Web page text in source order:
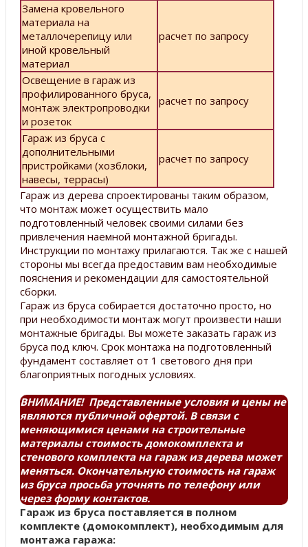
Замена кровельного
материала на
металлочерепицу или
иной кровельный
материал
расчет по запросу
Освещение в гараж из
профилированного бруса,
монтаж электропроводки
и розеток
расчет по запросу
Гараж из бруса с
дополнительными
пристройками (хозблоки,
навесы, террасы)
расчет по запросу
Гараж из дерева спроектированы таким образом,
что монтаж может осуществить мало
подготовленный человек своими силами без
привлечения наемной монтажной бригады.
Инструкции по монтажу прилагаются. Так же с нашей
стороны мы всегда предоставим вам необходимые
пояснения и рекомендации для самостоятельной
сборки.
Гараж из бруса собирается достаточно просто, но
при необходимости монтаж могут произвести наши
монтажные бригады. Вы можете заказать гараж из
бруса под ключ. Срок монтажа на подготовленный
фундамент составляет от 1 светового дня при
благоприятных погодных условиях.
ВНИМАНИЕ! Представленные условия и цены не
являются публичной офертой. В связи с
меняющимися ценами на строительные
материалы стоимость домокомплекта и
стенового комплекта на гараж из дерева может
меняться. Окончательную стоимость на гараж
из бруса просьба уточнять по телефону или
через форму контактов.
Гараж из бруса поставляется в полном
комплекте (домокомплект), необходимым для
монтажа гаража: